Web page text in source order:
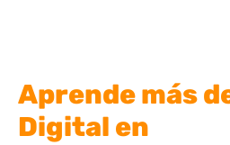
Aprende más
Digital en